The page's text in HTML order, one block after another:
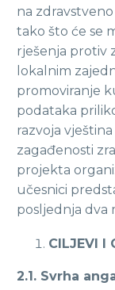
na
tako što će se
rješenja protiv
lokalnim
promoviranje
podataka
razvoja
zagađenosti
projekta
učesnici
posljednja dva
CILJEVI I
2.1. Svrha